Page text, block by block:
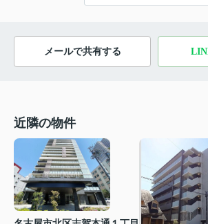
メールで共有する
近隣の物件